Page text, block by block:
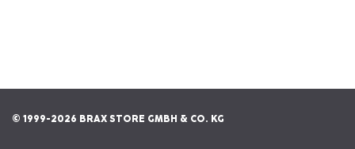
© 1999-2026 BRAX STORE GMBH & CO. KG